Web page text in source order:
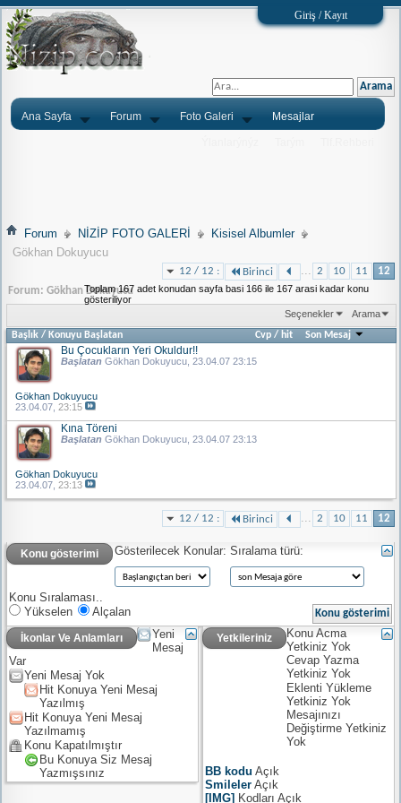
Giriş / Kayıt
Ana Sayfa Forum Foto Galeri Mesajlar
Forum NİZİP FOTO GALERİ
Kisisel Albumler
Gökhan Dokuyucu
12 / 12 : Birinci ... 2 10 11 12
Toplam 167 adet konudan sayfa basi 166 ile 167 arasi kadar konu
gösteriliyor
Forum: Gökhan Dokuyucu
Seçenekler Arama
Başlık / Konuyu Başlatan Cvp /hit Son Mesaj
Bu Çocukların Yeri Okuldur!!
Başlatan Gökhan Dokuyucu, 23.04.07 23:15
Gökhan Dokuyucu
23.04.07, 23:15
Kına Töreni
Başlatan Gökhan Dokuyucu, 23.04.07 23:13
Gökhan Dokuyucu
23.04.07, 23:13
12 / 12 : Birinci ... 2 10 11 12
Konu gösterimi Gösterilecek Konular: Sıralama türü:
Konu Sıralaması..
Yükselen
Alçalan
İkonlar Ve Anlamları
Yeni
Mesaj
Var
Yeni Mesaj Yok
Hit Konuya Yeni Mesaj
Yazılmış
Hit Konuya Yeni Mesaj
Yazılmamış
Konu Kapatılmıştır
Bu Konuya Siz Mesaj
Yazmışsınız
Yetkileriniz
Konu Acma
YetkinizYok
Cevap Yazma
YetkinizYok
Eklenti Yükleme
YetkinizYok
Mesajınızı
Değiştirme Yetkiniz
Yok
BB kodu Açık
Smileler Açık
[IMG] KodlarıAçık